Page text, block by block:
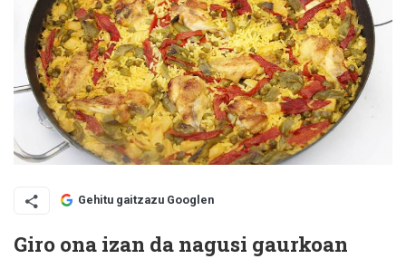
Gehitu gaitzazu Googlen
Giro ona izan da nagusi gaurkoan